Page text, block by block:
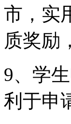
市，实
质奖励
9、学
利于申